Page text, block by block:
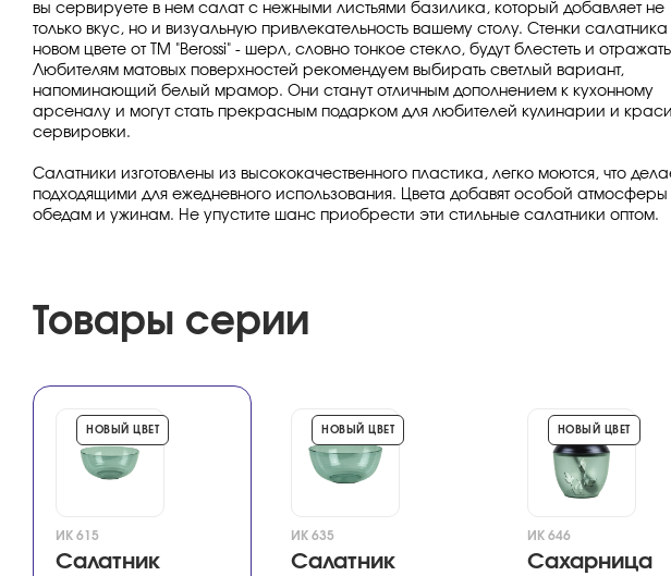
вы сервируете в нем салат с нежными листьями базилика, который добавляет не
только вкус, но и визуальную привлекательность вашему столу. Стенки салатника
новом цвете от ТМ "Berossi" - шерл, словно тонкое стекло, будут блестеть и
Любителям матовых поверхностей рекомендуем выбирать светлый вариант,
напоминающий белый мрамор. Они станут отличным дополнением к кухонному
арсеналу и могут стать прекрасным подарком для любителей кулинарии и
сервировки.
Салатники изготовлены из высококачественного пластика, легко моются, что
подходящими для ежедневного использования. Цвета добавят особой атмосферы
обедам и ужинам. Не упустите шанс приобрести эти стильные салатники оптом.
Товары серии
НОВЫЙ ЦВЕТ
ИК 615
Салатник
НОВЫЙ ЦВЕТ
ИК 635
Салатник
НОВЫЙ ЦВЕТ
ИК 646
Сахарница